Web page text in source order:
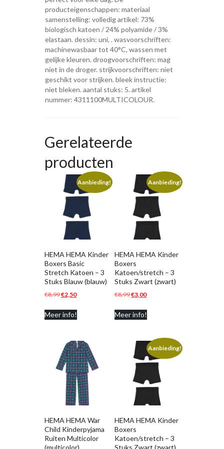
producteigenschappen: materiaal
samenstelling: volledig artikel: 73%
biologisch katoen / 24% polyamide / 3%
elastaan. dessin: uni, . wasvoorschriften:
machinewasbaar tot 40°C, wassen met
gelijke kleuren. droogvoorschriften: mag
niet in de droger. strijkvoorschriften: niet
geschikt voor strijken. bleek instructie:
niet bleken. aantal stuks: 5. artikel
nummer: 4311100MULTICOLOUR.
Gerelateerde
producten
Aanbieding!
HEMA HEMA Kinder
Boxers Basic
Stretch Katoen – 3
Stuks Blauw (blauw)
€8,99Oorspronkelijke
was:
€2,50Huidige
Meer info!
Aanbieding!
HEMA HEMA Kinder
Boxers
Katoen/stretch – 3
Stuks Zwart (zwart)
€8,99Oorspronkelijke
was:
€3,00Huidige
Meer info!
HEMA HEMA War
Child Kinderpyjama
Ruiten Multicolor
Aanbieding!
HEMA HEMA Kinder
Boxers
Katoen/stretch – 3